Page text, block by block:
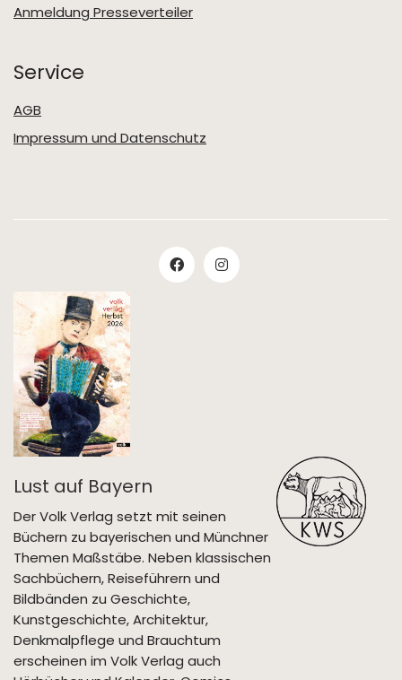
Anmeldung Presseverteiler
Service
AGB
Impressum und Datenschutz
Lust auf Bayern
Der Volk Verlag setzt mit seinen
Büchern zu bayerischen und Münchner
Themen Maßstäbe. Neben klassischen
Sachbüchern, Reiseführern und
Bildbänden zu Geschichte,
Kunstgeschichte, Architektur,
Denkmalpflege und Brauchtum
erscheinen im Volk Verlag auch